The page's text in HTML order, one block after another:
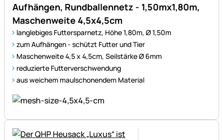
Aufhängen, Rundballennetz - 1,50mx1,80m,
Maschenweite 4,5x4,5cm
langlebiges Futtersparnetz, Höhe 1,80m, Ø 1,50m
zum Aufhängen - schützt Futter und Tier
Maschenweite 4,5 x 4,5cm, Seilstärke Ø 6mm
reduzierte Futterverschwendung
aus weichem maulschonendem Material